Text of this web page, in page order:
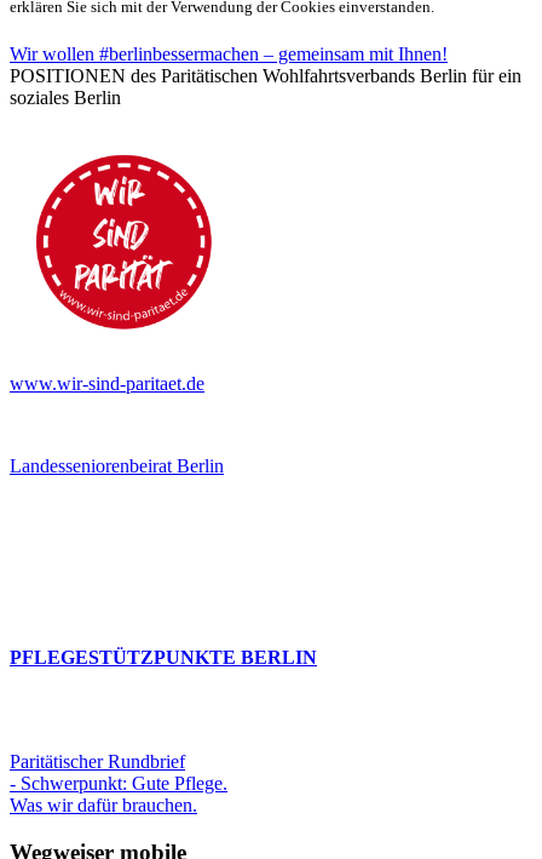
erklären Sie sich mit der Verwendung der Cookies einverstanden.
Wir wollen #berlinbessermachen – gemeinsam mit Ihnen!
POSITIONEN des Paritätischen Wohlfahrtsverbands Berlin für ein
soziales Berlin
www.wir-sind-paritaet.de
Landesseniorenbeirat Berlin
PFLEGESTÜTZPUNKTE BERLIN
Paritätischer Rundbrief
- Schwerpunkt: Gute Pflege.
Was wir dafür brauchen.
Wegweiser mobile